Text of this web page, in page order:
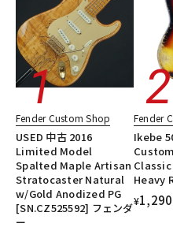
アンプ
DTM オンライン納品
配信/ライブ機器
エレキギター/ジャガー・JGタイ
エレキギター/ムスタング・MG
エレキギター/#American
エレキギター/#American Ultra
エレキギター/#American
エレキギター/#American
エレキギター/#American
ギターアンプ・ベースアンプ
ユーズド
ヴィンテージ ALL
Fender Custom Shop
USED 中古 2016
Limited Model
Spalted Maple Artisan
Stratocaster Natural
w/Gold Anodized PG
[SN.CZ525592] フェンダ
ー
Fender
Ikebe
Heavy
¥